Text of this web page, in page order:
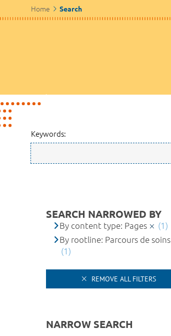
Home Search
Keywords:
SEARCH NARROWED BY
By content type: Pages
(1)
By rootline: Parcours de soins
(1)
REMOVE ALL FILTERS
NARROW SEARCH